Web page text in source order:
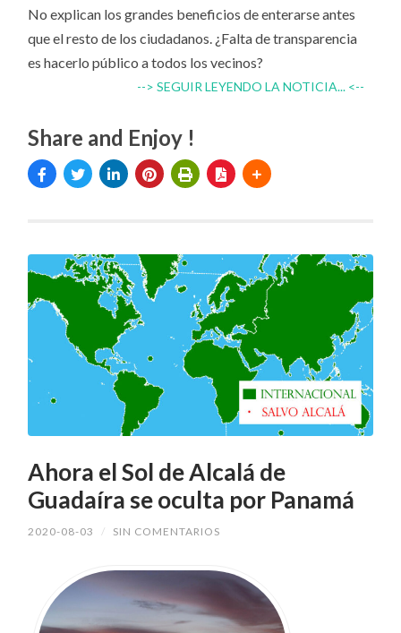
No explican los grandes beneficios de enterarse antes
que el resto de los ciudadanos. ¿Falta de transparencia
es hacerlo público a todos los vecinos?
--> SEGUIR LEYENDO LA NOTICIA... <--
Share and Enjoy !
Ahora el Sol de Alcalá de
Guadaíra se oculta por Panamá
2020-08-03 / SIN COMENTARIOS